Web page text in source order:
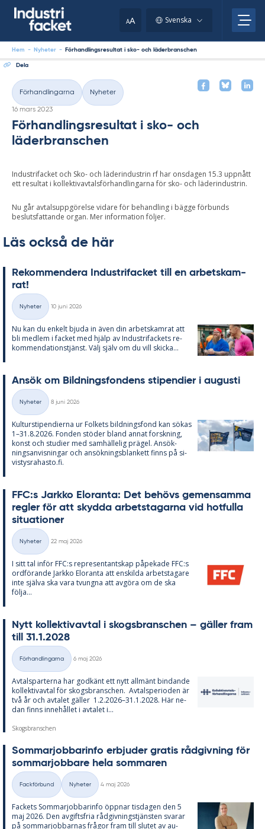
AA Svenska
Hem - Nyheter - Förhandlingsresultat i sko- och läderbranschen
Dela
Kategorier
Förhandlingarna Nyheter
Skriven
16 mars 2023
Förhandlingsresultat i sko- och
läderbranschen
Industrifacket och Sko- och läderindustrin rf har onsdagen 15.3 uppnått
ett resultat i kollektivavtalsförhandlingarna för sko- och läderindustrin.
Nu går avtalsuppgörelse vidare för behandling i bägge förbunds
beslutsfattande organ. Mer information följer.
Läs också de här
Re­kom­men­de­ra In­du­stri­fac­ket till en ar­bets­kam­
rat!
Kategorier
Nyheter
10 juni 2026
Nu kan du en­kelt bju­da in även din ar­bets­kam­rat att
bli med­lem i fac­ket med hjälp av In­du­stri­fac­kets re­
kom­men­da­tions­tjänst. Välj själv om du vill skic­ka...
An­sök om Bild­nings­fon­dens sti­pen­di­er i au­gusti
Kategorier
Nyheter
8 juni 2026
Kul­tursti­pen­di­er­na ur Fol­kets bild­nings­fond kan sö­kas
1–31.8.2026. Fon­den stö­der bland an­nat forsk­ning,
konst och stu­di­er med sam­häl­le­lig prä­gel. An­sök­
nings­an­vis­ning­ar och an­sök­nings­blan­kett fin­ns på si­
vis­tys­ra­has­to.fi.
FFC:s Jark­ko Elo­ran­ta: Det be­hö­vs ge­men­sam­ma
reg­ler för att skyd­da ar­bets­ta­gar­na vid hot­ful­la
si­tu­a­tio­ner
Kategorier
Nyheter
22 maj 2026
I sitt tal in­för FFC:s re­pre­sen­tant­skap på­pe­ka­de FFC:s
ord­fö­ran­de Jark­ko Elo­ran­ta att en­skil­da ar­bets­ta­ga­re
inte själva ska vara tvung­na att av­gö­ra om de ska
följa...
Nytt kol­lek­tivav­tal i skogs­branschen – gäl­ler fram
till 31.1.2028
Kategorier
Förhandlingarna
6 maj 2026
Av­tals­par­ter­na har god­känt ett nytt all­mänt bin­dan­de
kol­lek­tivav­tal för skogs­branschen. Av­tal­s­pe­ri­o­den är
två år och av­ta­let gäl­ler 1.2.2026–31.1.2028. Här ne­
dan fin­ns in­ne­hål­let i av­ta­let i...
Skogsbranschen
Som­mar­job­ba­rin­fo er­bju­der gra­tis råd­giv­ning för
som­mar­job­ba­re hela som­ma­ren
Kategorier
Fackförbund Nyheter
4 maj 2026
Fac­kets Som­mar­job­ba­rin­fo öpp­nar tis­da­gen den 5
maj 2026. Den av­gifts­fria råd­giv­nings­tjäns­ten sva­rar
på som­mar­job­bar­nas frå­gor fram till slu­tet av au­